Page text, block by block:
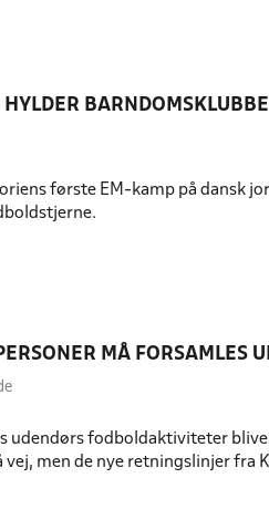
HYLDER
første EM-kamp på dansk
MÅ FORSAMLES
udendørs fodboldaktiviteter
vej, men de nye retningslinjer